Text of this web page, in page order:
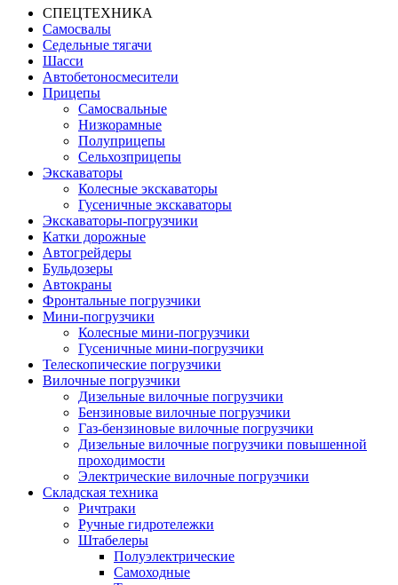
СПЕЦТЕХНИКА
Самосвалы
Седельные тягачи
Шасси
Автобетоно­смесители
Прицепы
Самосвальные
Низкорамные
Полуприцепы
Сельхозприцепы
Экскаваторы
Колесные экскаваторы
Гусеничные экскаваторы
Экскаваторы-погрузчики
Катки дорожные
Автогрейдеры
Бульдозеры
Автокраны
Фронтальные погрузчики
Мини-погрузчики
Колесные мини-погрузчики
Гусеничные мини-погрузчики
Телескопические погрузчики
Вилочные погрузчики
Дизельные вилочные погрузчики
Бензиновые вилочные погрузчики
Газ-бензиновые вилочные погрузчики
Дизельные вилочные погрузчики повышенной
проходимости
Электрические вилочные погрузчики
Складская техника
Ричтраки
Ручные гидротележки
Штабелеры
Полуэлектрические
Самоходные